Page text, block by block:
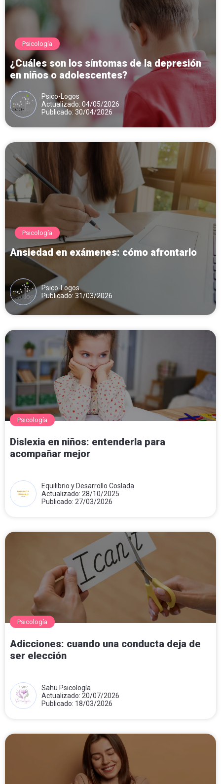
Psicología
¿Cuáles son los síntomas de la depresión
en niños o adolescentes?
Psico-Logos
Actualizado: 04/05/2026
Publicado: 30/04/2026
Psicología
Ansiedad en exámenes: cómo afrontarlo
Psico-Logos
Publicado: 31/03/2026
Psicología
Dislexia en niños: entenderla para
acompañar mejor
Equilibrio y Desarrollo Coslada
Actualizado: 28/10/2025
Publicado: 27/03/2026
Psicología
Adicciones: cuando una conducta deja de
ser elección
Sahu Psicología
Actualizado: 20/07/2026
Publicado: 18/03/2026